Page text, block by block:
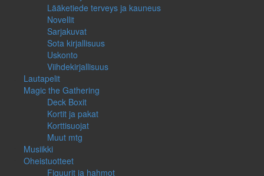
Lääketiede terveys ja kauneus
Novellit
Sarjakuvat
Sota kirjallisuus
Uskonto
Viihdekirjallisuus
Lautapelit
Magic the Gathering
Deck Boxit
Kortit ja pakat
Korttisuojat
Muut mtg
Musiikki
Oheistuotteet
Figuurit ja hahmot